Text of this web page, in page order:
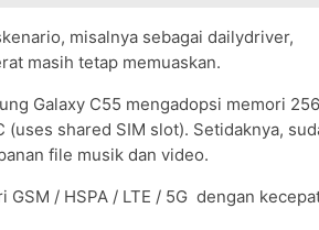
misalnya sebagai dailydriver,
masih tetap memuaskan.
Galaxy C55 mengadopsi memori
(uses shared SIM slot). Setidaknya,
file musik dan video.
/ HSPA / LTE / 5G dengan